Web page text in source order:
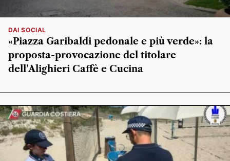
DAI SOCIAL
«Piazza Garibaldi pedonale e più verde»: la
proposta-provocazione del titolare
dell’Alighieri Caffè e Cucina